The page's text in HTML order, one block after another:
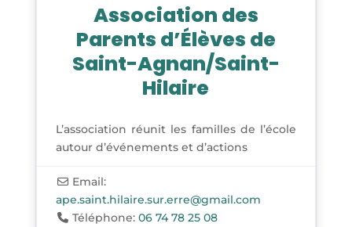
Association des
Parents d’Élèves de
Saint-Agnan/Saint-
Hilaire
L’association réunit les familles de l’école
autour d’événements et d’actions
Email:
ape.saint.hilaire.sur.erre@gmail.com
Téléphone:06 74 78 25 08